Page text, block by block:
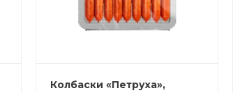
Колбаски «Петруха»,